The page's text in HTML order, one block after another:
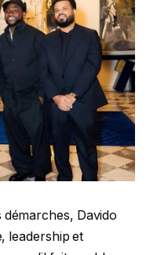
Davido
leadership et